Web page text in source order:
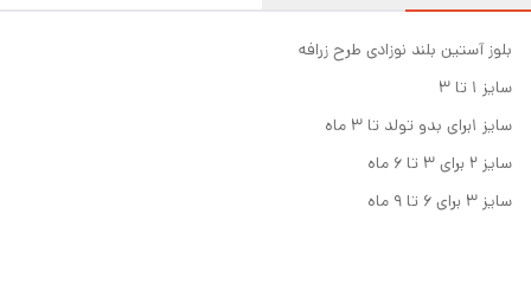
بلوز آستین بلند نوزادی طرح زرافه
سایز ۱ تا ۳
سایز ۱برای بدو تولد تا ۳ ماه
سایز ۲ برای ۳ تا ۶ ماه
سایز ۳ برای ۶ تا ۹ ماه